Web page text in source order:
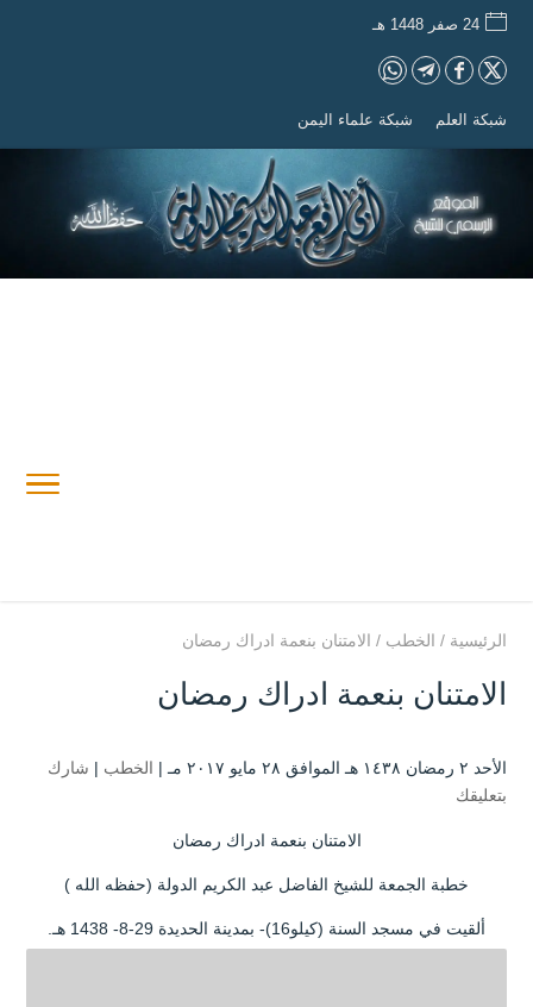
24 صفر 1448 هـ
شبكة العلم شبكة علماء اليمن
الرئيسية / الخطب / الامتنان بنعمة ادراك رمضان
الامتنان بنعمة ادراك رمضان
الأحد ۲ رمضان ۱٤۳۸ هـ الموافق ۲۸ مايو ۲۰۱۷ مـ | الخطب | شارك
بتعليقك
الامتنان بنعمة ادراك رمضان
خطبة الجمعة للشيخ الفاضل عبد الكريم الدولة (حفظه الله )
ألقيت في مسجد السنة (كيلو16)- بمدينة الحديدة 29-8- 1438 هـ.